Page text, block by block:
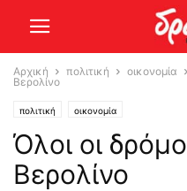
Αρχική πολιτική οικονομία
Βερολίνο
πολιτική οικονομία
Όλοι οι
Βερολίνο